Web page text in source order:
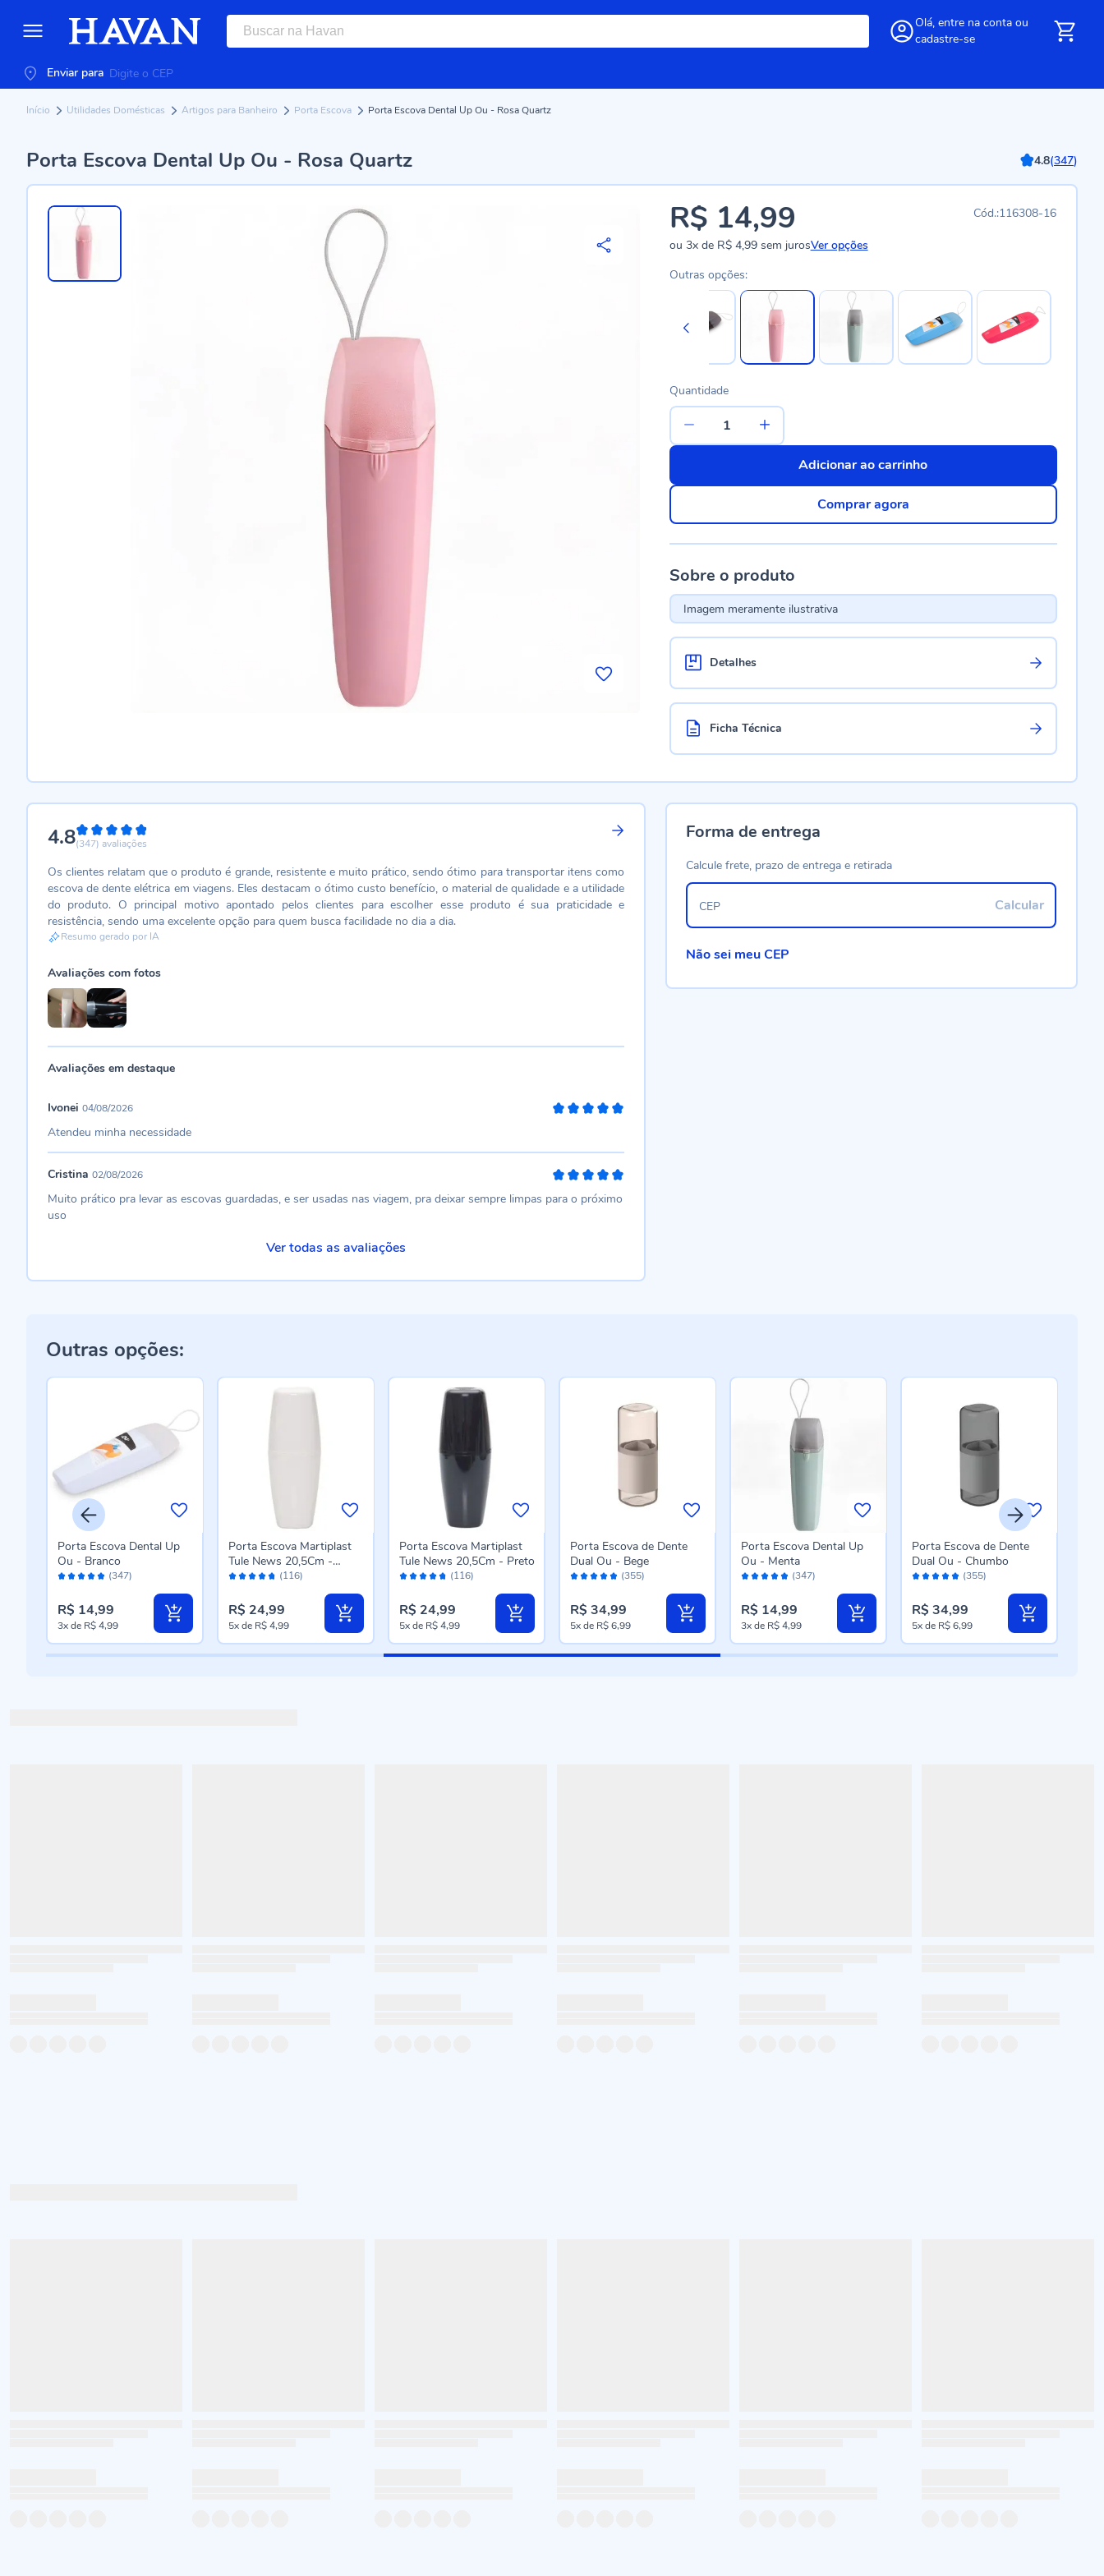
Olá, entre na conta ou
cadastre-se
Enviar para
Início Utilidades Domésticas Artigos para Banheiro Porta Escova Porta Escova Dental Up Ou - Rosa Quartz
Porta Escova Dental Up Ou - Rosa Quartz 4.8(347)
116308-16
R$ 14,99
ou 3xde R$ 4,99sem jurosVer opções
Outras opções:
Quantidade
Adicionar ao carrinho
Comprar agora
Sobre o produto
Imagem meramente ilustrativa
Detalhes
Ficha Técnica
4.896%
(347) avaliações
Os clientes relatam que o produto é grande, resistente e muito prático, sendo ótimo para transportar itens como
escova de dente elétrica em viagens. Eles destacam o ótimo custo benefício, o material de qualidade e a utilidade
do produto. O principal motivo apontado pelos clientes para escolher esse produto é sua praticidade e
resistência, sendo uma excelente opção para quem busca facilidade no dia a dia.
Resumo gerado por IA
Avaliações com fotos
Avaliações em destaque
Ivonei 04/08/2026
Atendeu minha necessidade
Cristina 02/08/2026
Muito prático pra levar as escovas guardadas, e ser usadas nas viagem, pra deixar sempre limpas para o próximo
uso
Ver todas as avaliações
Forma de entrega
Calcule frete, prazo de entrega e retirada
Calcular
CEP
Não sei meu CEP
Outras opções:
Avaliação: (347)
Porta Escova Dental Up
Ou - Branco
R$ 14,99
3xde R$ 4,99
Avaliação: (116)
Porta Escova Martiplast
Tule News 20,5Cm -
Branco
R$ 24,99
5xde R$ 4,99
Avaliação: (116)
Porta Escova Martiplast
Tule News 20,5Cm - Preto
R$ 24,99
5xde R$ 4,99
Avaliação: (355)
Porta Escova de Dente
Dual Ou - Bege
R$ 34,99
5xde R$ 6,99
Avaliação: (347)
Porta Escova Dental Up
Ou - Menta
R$ 14,99
3xde R$ 4,99
Avaliação: (355)
Porta Escova de Dente
Dual Ou - Chumbo
R$ 34,99
5xde R$ 6,99